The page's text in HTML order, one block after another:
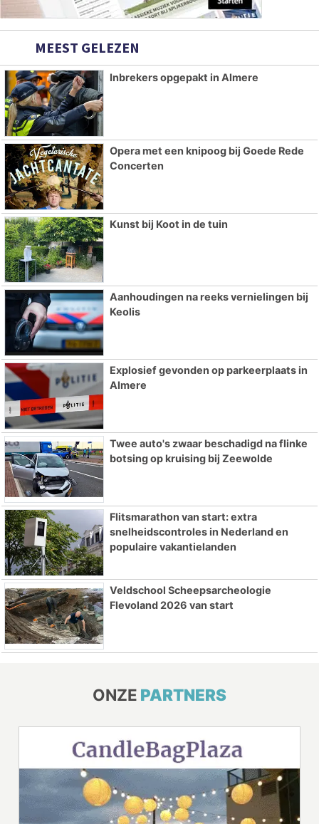
MEEST GELEZEN
Inbrekers opgepakt in Almere
Opera met een knipoog bij Goede Rede
Concerten
Kunst bij Koot in de tuin
Aanhoudingen na reeks vernielingen bij
Keolis
Explosief gevonden op parkeerplaats in
Almere
Twee auto's zwaar beschadigd na flinke
botsing op kruising bij Zeewolde
Flitsmarathon van start: extra
snelheidscontroles in Nederland en
populaire vakantielanden
Veldschool Scheepsarcheologie
Flevoland 2026 van start
ONZE PARTNERS